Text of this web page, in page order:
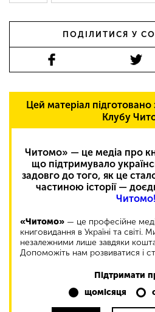
ПОДІЛИТИСЯ У
Цей матеріал
Клубу
Читомо» — це медіа про
що підтримувало
задовго до того, як це
частиною історії —
Читомо!
«Читомо» — це професійне
книговидання в Україні та світі.
незалежними лише завдяки
Допоможіть нам розвиватися і
Підтримати
щомісяця